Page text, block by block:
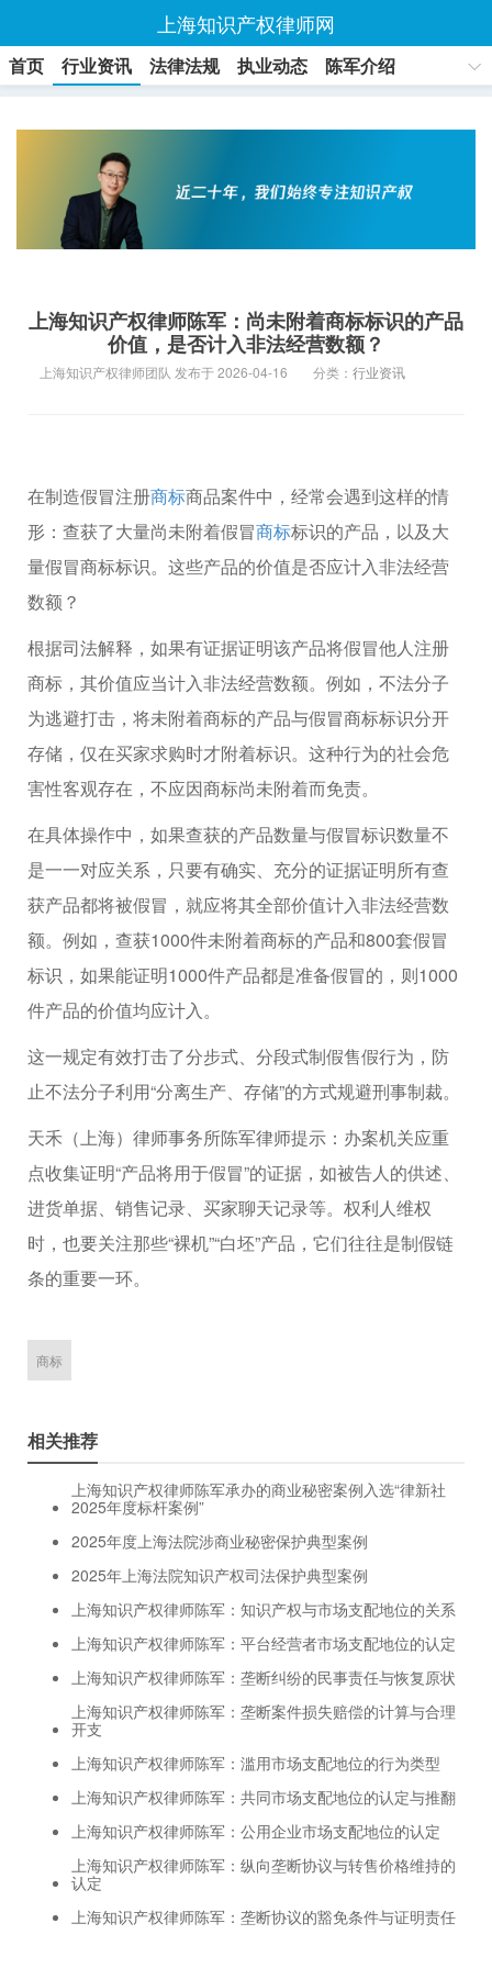
上海知识产权律师网
首页 行业资讯 法律法规 执业动态
陈军介绍
上海知识产权律师陈军：尚未附着商标标识的产品
价值，是否计入非法经营数额？
上海知识产权律师团队 发布于 2026-04-16 分类： 行业资讯
在制造假冒注册商标商品案件中，经常会遇到这样的情
形：查获了大量尚未附着假冒商标标识的产品，以及大
量假冒商标标识。这些产品的价值是否应计入非法经营
数额？
根据司法解释，如果有证据证明该产品将假冒他人注册
商标，其价值应当计入非法经营数额。例如，不法分子
为逃避打击，将未附着商标的产品与假冒商标标识分开
存储，仅在买家求购时才附着标识。这种行为的社会危
害性客观存在，不应因商标尚未附着而免责。
在具体操作中，如果查获的产品数量与假冒标识数量不
是一一对应关系，只要有确实、充分的证据证明所有查
获产品都将被假冒，就应将其全部价值计入非法经营数
额。例如，查获1000件未附着商标的产品和800套假冒
标识，如果能证明1000件产品都是准备假冒的，则1000
件产品的价值均应计入。
这一规定有效打击了分步式、分段式制假售假行为，防
止不法分子利用“分离生产、存储”的方式规避刑事制裁。
天禾（上海）律师事务所陈军律师提示：办案机关应重
点收集证明“产品将用于假冒”的证据，如被告人的供述、
进货单据、销售记录、买家聊天记录等。权利人维权
时，也要关注那些“裸机”“白坯”产品，它们往往是制假链
条的重要一环。
商标
相关推荐
上海知识产权律师陈军承办的商业秘密案例入选“律新社
2025年度标杆案例”
2025年度上海法院涉商业秘密保护典型案例
2025年上海法院知识产权司法保护典型案例
上海知识产权律师陈军：知识产权与市场支配地位的关系
上海知识产权律师陈军：平台经营者市场支配地位的认定
上海知识产权律师陈军：垄断纠纷的民事责任与恢复原状
上海知识产权律师陈军：垄断案件损失赔偿的计算与合理
开支
上海知识产权律师陈军：滥用市场支配地位的行为类型
上海知识产权律师陈军：共同市场支配地位的认定与推翻
上海知识产权律师陈军：公用企业市场支配地位的认定
上海知识产权律师陈军：纵向垄断协议与转售价格维持的
认定
上海知识产权律师陈军：垄断协议的豁免条件与证明责任